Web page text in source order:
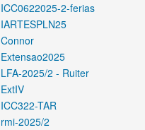
ICC0622025-2-ferias
IARTESPLN25
Connor
Extensao2025
LFA-2025/2 - Ruiter
ExtIV
ICC322-TAR
rmi-2025/2